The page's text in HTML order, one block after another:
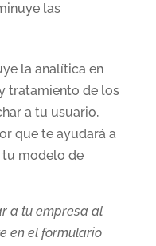
las
la analítica en
tratamiento de los
a tu usuario,
que te ayudará a
modelo de
a tu empresa al
en el formulario